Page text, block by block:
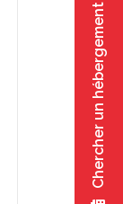
Chercher un hébergement